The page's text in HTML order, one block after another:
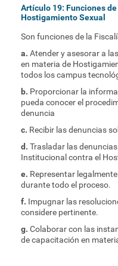
Artículo 19: Funciones
Hostigamiento Sexual
Son funciones de la
a. Atender y asesorar a
en materia de
todos los campus
b. Proporcionar la
pueda conocer el
denuncia
c. Recibir las denuncias
d. Trasladar las
Institucional contra el
e. Representar
durante todo el proceso.
f. Impugnar las
considere pertinente.
g. Colaborar con las
de capacitación en